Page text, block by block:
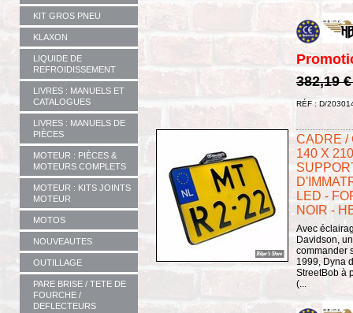
KIT GROS PNEU
KLAXON
LIQUIDE DE
REFROIDISSEMENT
LIVRES : MANUELS ET
CATALOGUES
LIVRES : MANUELS DE
PIÈCES
MOTEUR : PIÈCES &
MOTEURS COMPLETS
MOTEUR : KITS JOINTS
MOTEUR
MOTOS
NOUVEAUTES
OUTILLAGE
PARE BRISE / TETE DE
FOURCHE /
DEFLECTEURS
382,19
RÉF : D/
CADRE /
140 X
LED -
NOIR -
Avec
Davidson,
commander
1999, Dyna
StreetBob à
(...